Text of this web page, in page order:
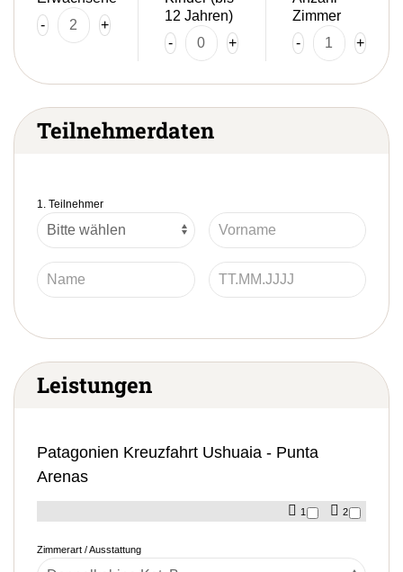
-
+
12 Jahren)
-
+
Zimmer
-
+
Teilnehmerdaten
1. Teilnehmer
Leistungen
Patagonien Kreuzfahrt Ushuaia - Punta
Arenas
1 2
Zimmerart / Ausstattung